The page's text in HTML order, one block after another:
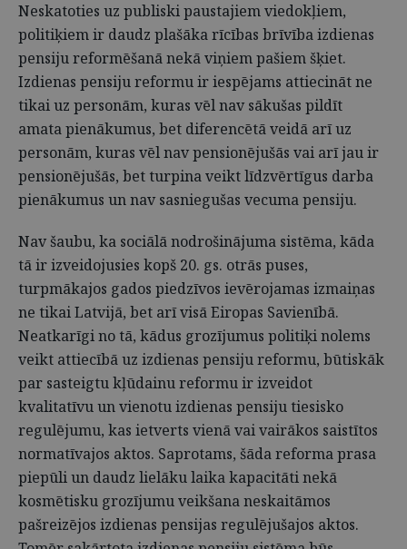
Neskatoties uz publiski paustajiem viedokļiem,
politiķiem ir daudz plašāka rīcības brīvība izdienas
pensiju reformēšanā nekā viņiem pašiem šķiet.
Izdienas pensiju reformu ir iespējams attiecināt ne
tikai uz personām, kuras vēl nav sākušas pildīt
amata pienākumus, bet diferencētā veidā arī uz
personām, kuras vēl nav pensionējušās vai arī jau ir
pensionējušās, bet turpina veikt līdzvērtīgus darba
pienākumus un nav sasniegušas vecuma pensiju.
Nav šaubu, ka sociālā nodrošinājuma sistēma, kāda
tā ir izveidojusies kopš 20. gs. otrās puses,
turpmākajos gados piedzīvos ievērojamas izmaiņas
ne tikai Latvijā, bet arī visā Eiropas Savienībā.
Neatkarīgi no tā, kādus grozījumus politiķi nolems
veikt attiecībā uz izdienas pensiju reformu, būtiskāk
par sasteigtu kļūdainu reformu ir izveidot
kvalitatīvu un vienotu izdienas pensiju tiesisko
regulējumu, kas ietverts vienā vai vairākos saistītos
normatīvajos aktos. Saprotams, šāda reforma prasa
piepūli un daudz lielāku laika kapacitāti nekā
kosmētisku grozījumu veikšana neskaitāmos
pašreizējos izdienas pensijas regulējušajos aktos.